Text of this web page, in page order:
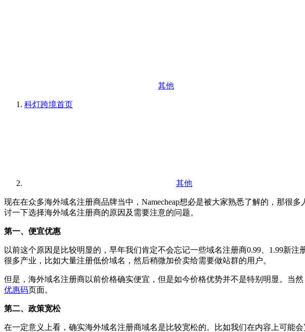
其他
科灯跨境首页
其他
现在在众多海外域名注册商品牌当中，Namecheap想必是被大家熟悉了解的，那很
讨一下选择海外域名注册商的原因及需要注意的问题。
第一、便宜优惠
以前这个原因是比较明显的，早年我们肯定不会忘记一些域名注册商0.99、1.99新
很多产业，比如大量注册低价域名，然后稍微加价卖给需要做站群的用户。
但是，海外域名注册商以前价格确实便宜，但是如今价格优势并不是特别明显。当
优惠码页面。
第二、政策宽松
在一定意义上看，确实海外域名注册商域名是比较宽松的。比如我们在内容上可能